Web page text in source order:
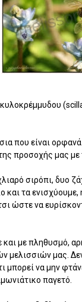
που είναι
προσοχής μας
σιρόπι, δυο
και τα
ώστε να
με πληθυσμό,
μελισσιών μας.
μπορεί να μην
παγετό.